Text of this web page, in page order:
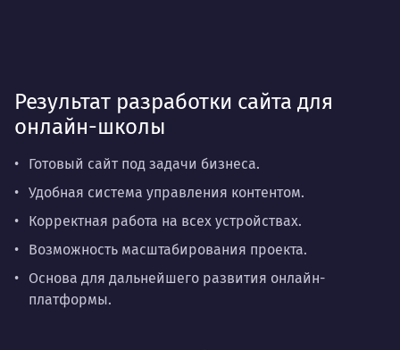
Результат разработки сайта для
онлайн-школы
Готовый сайт под задачи бизнеса.
Удобная система управления контентом.
Корректная работа на всех устройствах.
Возможность масштабирования проекта.
Основа для дальнейшего развития онлайн-
платформы.